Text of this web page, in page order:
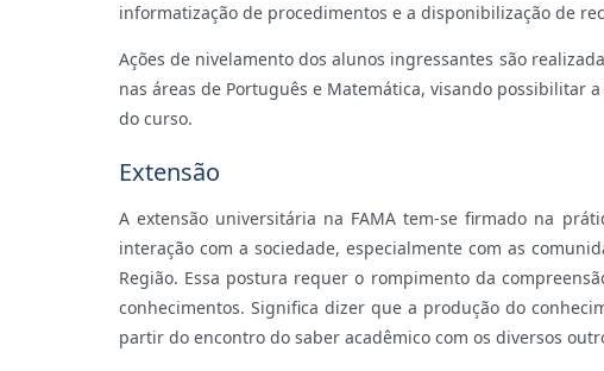
informatização de procedimentos e a disponibilização de
Ações de nivelamento dos alunos ingressantes são
nas áreas de Português e Matemática, visando possibilitar
do curso.
Extensão
A extensão universitária na FAMA tem-se firmado na
interação com a sociedade, especialmente com as
Região. Essa postura requer o rompimento da
conhecimentos. Significa dizer que a produção do
partir do encontro do saber acadêmico com os diversos